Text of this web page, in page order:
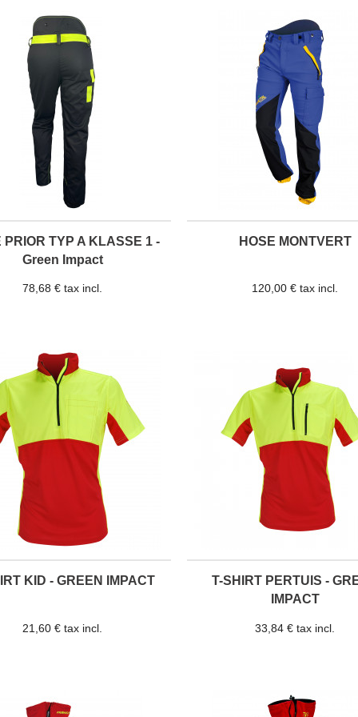
PRIOR TYP A KLASSE 1 -
Green Impact
78,68 € tax incl.
HOSE MONTVERT
120,00 € tax incl.
KID - GREEN IMPACT
21,60 € tax incl.
T-SHIRT PERTUIS -
IMPACT
33,84 € tax incl.